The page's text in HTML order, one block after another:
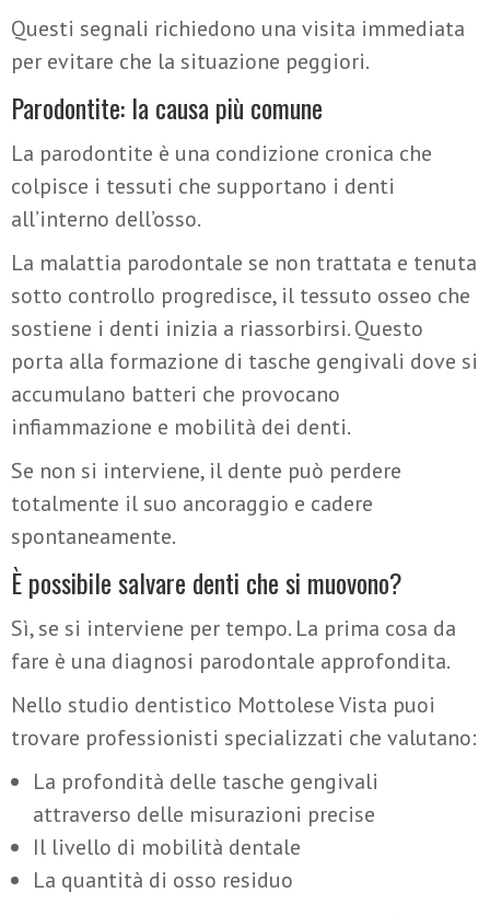
Questi segnali richiedono una visita immediata
per evitare che la situazione peggiori.
Parodontite: la causa più comune
La parodontite è una condizione cronica che
colpisce i tessuti che supportano i denti
all’interno dell’osso.
La malattia parodontale se non trattata e tenuta
sotto controllo progredisce, il tessuto osseo che
sostiene i denti inizia a riassorbirsi. Questo
porta alla formazione di tasche gengivali dove si
accumulano batteri che provocano
infiammazione e mobilità dei denti.
Se non si interviene, il dente può perdere
totalmente il suo ancoraggio e cadere
spontaneamente.
È possibile salvare denti che si muovono?
Sì, se si interviene per tempo. La prima cosa da
fare è una diagnosi parodontale approfondita.
Nello studio dentistico Mottolese Vista puoi
trovare professionisti specializzati che valutano:
La profondità delle tasche gengivali
attraverso delle misurazioni precise
Il livello di mobilità dentale
La quantità di osso residuo